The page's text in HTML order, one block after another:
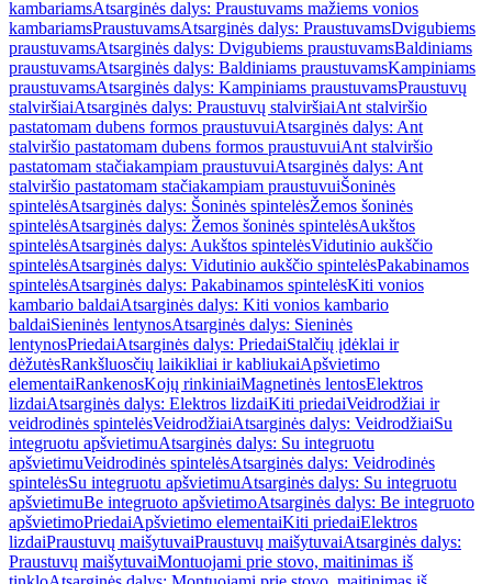
kambariamsAtsarginės dalys: Praustuvams mažiems vonios
kambariamsPraustuvamsAtsarginės dalys: PraustuvamsDvigubiems
praustuvamsAtsarginės dalys: Dvigubiems praustuvamsBaldiniams
praustuvamsAtsarginės dalys: Baldiniams praustuvamsKampiniams
praustuvamsAtsarginės dalys: Kampiniams praustuvamsPraustuvų
stalviršiaiAtsarginės dalys: Praustuvų stalviršiaiAnt stalviršio
pastatomam dubens formos praustuvuiAtsarginės dalys: Ant
stalviršio pastatomam dubens formos praustuvuiAnt stalviršio
pastatomam stačiakampiam praustuvuiAtsarginės dalys: Ant
stalviršio pastatomam stačiakampiam praustuvuiŠoninės
spintelėsAtsarginės dalys: Šoninės spintelėsŽemos šoninės
spintelėsAtsarginės dalys: Žemos šoninės spintelėsAukštos
spintelėsAtsarginės dalys: Aukštos spintelėsVidutinio aukščio
spintelėsAtsarginės dalys: Vidutinio aukščio spintelėsPakabinamos
spintelėsAtsarginės dalys: Pakabinamos spintelėsKiti vonios
kambario baldaiAtsarginės dalys: Kiti vonios kambario
baldaiSieninės lentynosAtsarginės dalys: Sieninės
lentynosPriedaiAtsarginės dalys: PriedaiStalčių įdėklai ir
dėžutėsRankšluosčių laikikliai ir kabliukaiApšvietimo
elementaiRankenosKojų rinkiniaiMagnetinės lentosElektros
lizdaiAtsarginės dalys: Elektros lizdaiKiti priedaiVeidrodžiai ir
veidrodinės spintelėsVeidrodžiaiAtsarginės dalys: VeidrodžiaiSu
integruotu apšvietimuAtsarginės dalys: Su integruotu
apšvietimuVeidrodinės spintelėsAtsarginės dalys: Veidrodinės
spintelėsSu integruotu apšvietimuAtsarginės dalys: Su integruotu
apšvietimuBe integruoto apšvietimoAtsarginės dalys: Be integruoto
apšvietimoPriedaiApšvietimo elementaiKiti priedaiElektros
lizdaiPraustuvų maišytuvaiPraustuvų maišytuvaiAtsarginės dalys:
Praustuvų maišytuvaiMontuojami prie stovo, maitinimas iš